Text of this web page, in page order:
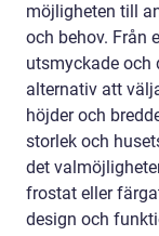
möjligheten till
och behov. Från
utsmyckade och
alternativ att
höjder och
storlek och
det
frostat eller
design och